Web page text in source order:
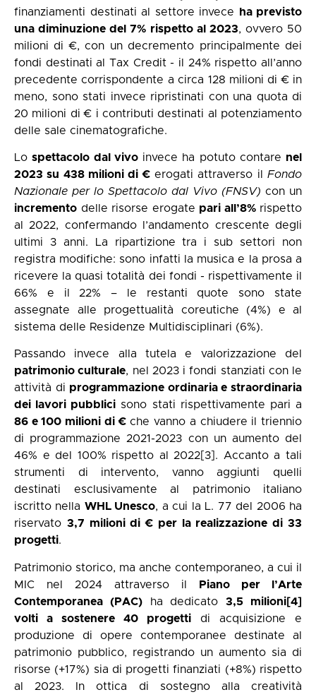
finanziamenti destinati al settore invece ha previsto
una diminuzione del 7% rispetto al 2023, ovvero 50
milioni di €, con un decremento principalmente dei
fondi destinati al Tax Credit - il 24% rispetto all’anno
precedente corrispondente a circa 128 milioni di € in
meno, sono stati invece ripristinati con una quota di
20 milioni di € i contributi destinati al potenziamento
delle sale cinematografiche.
Lospettacolo dal vivoinvece ha potuto contare nel
2023 su 438 milioni di €erogati attraverso ilFondo
Nazionale per lo Spettacolo dal Vivo (FNSV) con un
incremento delle risorse erogate pari all’8%rispetto
al 2022, confermando l’andamento crescente degli
ultimi 3 anni. La ripartizione tra i sub settori non
registra modifiche: sono infatti la musica e la prosa a
ricevere la quasi totalità dei fondi - rispettivamente il
66% e il 22% – le restanti quote sono state
assegnate alle progettualità coreutiche (4%) e al
sistema delle Residenze Multidisciplinari (6%).
Passando invece alla tutela e valorizzazione del
patrimonio culturale, nel 2023 i fondi stanziati con le
attività di programmazione ordinaria e straordinaria
dei lavori pubblici sono stati rispettivamente pari a
86 e 100 milioni di €che vanno a chiudere il triennio
di programmazione 2021-2023 con un aumento del
46% e del 100% rispetto al 2022 [3] . Accanto a tali
strumenti di intervento, vanno aggiunti quelli
destinati esclusivamente al patrimonio italiano
iscritto nella WHL Unesco, a cui la L. 77 del 2006 ha
riservato 3,7 milioni di € per la realizzazione di 33
progetti.
Patrimonio storico, ma anche contemporaneo, a cui il
MIC nel 2024 attraverso il
Piano per l’Arte
Contemporanea (PAC)ha dedicato3,5 milioni[4]
volti a sostenere 40 progetti di acquisizione e
produzione di opere contemporanee destinate al
patrimonio pubblico, registrando un aumento sia di
risorse (+17%) sia di progetti finanziati (+8%) rispetto
al 2023. In ottica di sostegno alla creatività